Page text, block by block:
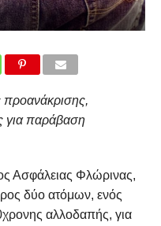
προανάκρισης,
για παράβαση
Ασφάλειας Φλώρινας,
δύο ατόμων, ενός
αλλοδαπής, για